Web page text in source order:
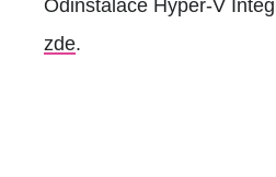
Odinstalace Hyper-V
zde.